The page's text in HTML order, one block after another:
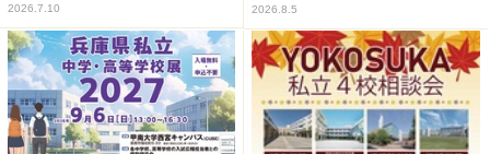
2026.7.10 2026.8.5